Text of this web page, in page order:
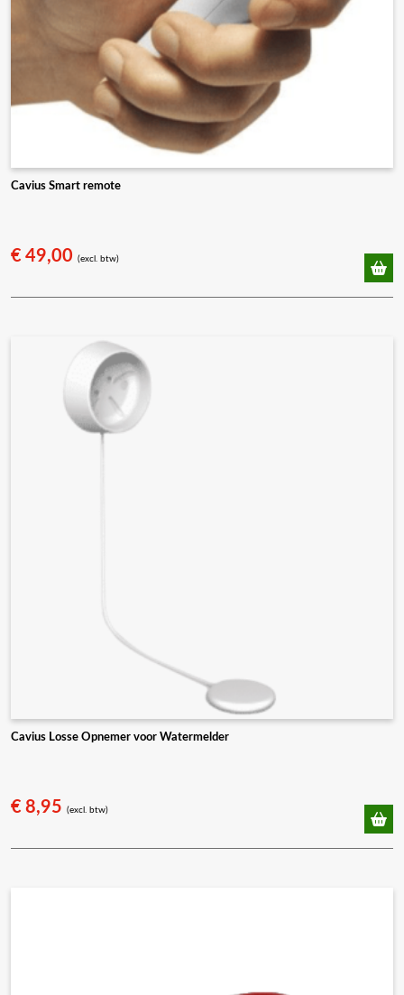
Cavius Smart remote
€ 49,00 (excl. btw)
Cavius Losse Opnemer voor Watermelder
€ 8,95 (excl. btw)